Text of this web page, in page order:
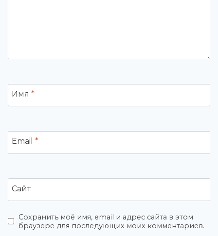
Имя *
Email *
Сайт
Сохранить моё имя, email и адрес сайта в этом
браузере для последующих моих комментариев.